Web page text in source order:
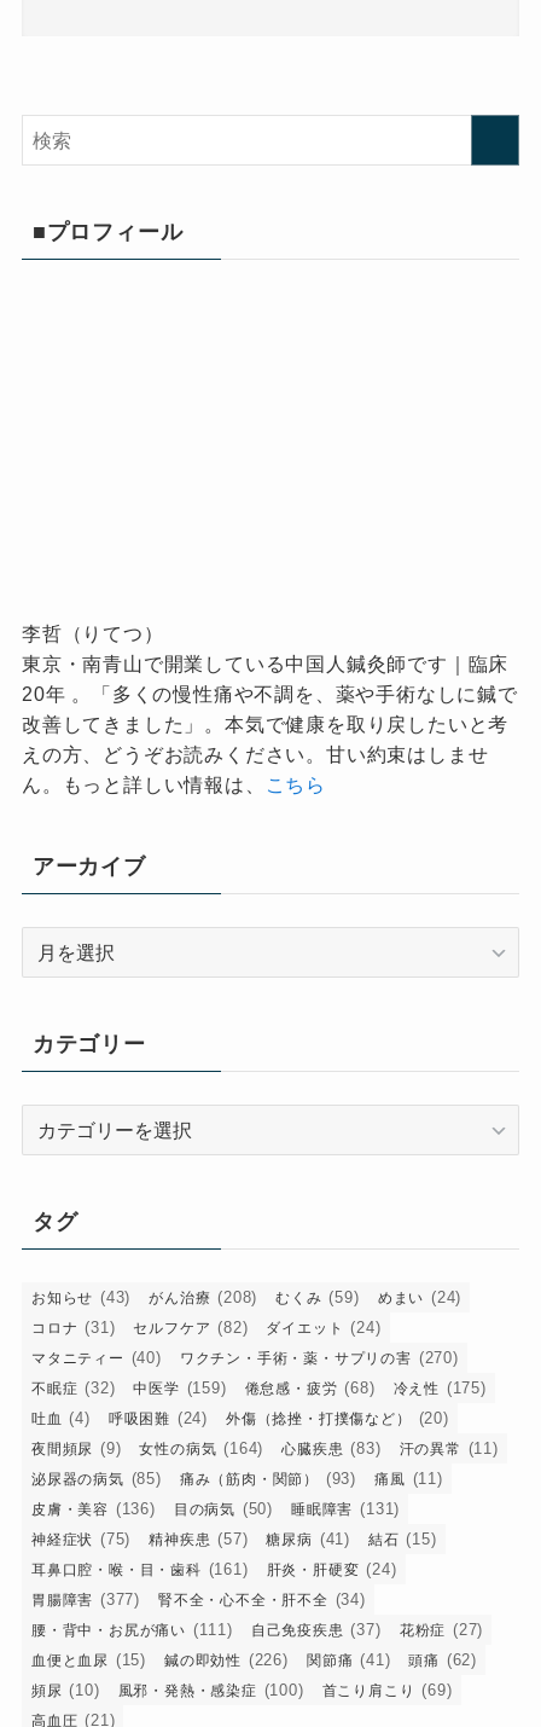
■プロフィール
李哲（りてつ）
東京・南青山で開業している中国人鍼灸師です｜臨床
20年 。「多くの慢性痛や不調を、薬や手術なしに鍼で
改善してきました」。本気で健康を取り戻したいと考
えの方、どうぞお読みください。甘い約束はしませ
ん。もっと詳しい情報は、
こちら
アーカイブ
ブ
カテゴリー
ー
タグ
お知らせ (43) がん治療 (208) むくみ (59) めまい (24)
コロナ (31) セルフケア (82) ダイエット (24)
マタニティー (40) ワクチン・手術・薬・サプリの害 (270)
不眠症 (32) 中医学 (159) 倦怠感・疲労 (68) 冷え性 (175)
吐血 (4) 呼吸困難 (24) 外傷（捻挫・打撲傷など） (20)
夜間頻尿 (9) 女性の病気 (164) 心臓疾患 (83) 汗の異常 (11)
泌尿器の病気 (85) 痛み（筋肉・関節） (93) 痛風 (11)
皮膚・美容 (136) 目の病気 (50) 睡眠障害 (131)
神経症状 (75) 精神疾患 (57) 糖尿病 (41) 結石 (15)
耳鼻口腔・喉・目・歯科 (161) 肝炎・肝硬変 (24)
胃腸障害 (377) 腎不全・心不全・肝不全 (34)
腰・背中・お尻が痛い (111) 自己免疫疾患 (37) 花粉症 (27)
血便と血尿 (15) 鍼の即効性 (226) 関節痛 (41) 頭痛 (62)
頻尿 (10) 風邪・発熱・感染症 (100) 首こり肩こり (69)
高血圧 (21)